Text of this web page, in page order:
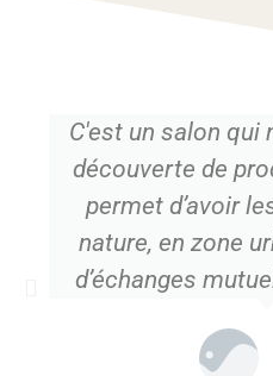
C'est un salon qui
découverte de
permet d’avoir
nature, en zone
d’échanges